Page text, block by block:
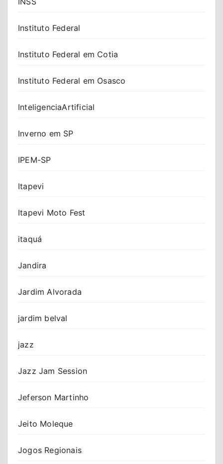
Instituto Federal
Instituto Federal em Cotia
Instituto Federal em Osasco
InteligenciaArtificial
Inverno em SP
IPEM-SP
Itapevi
Itapevi Moto Fest
itaquá
Jandira
Jardim Alvorada
jardim belval
jazz
Jazz Jam Session
Jeferson Martinho
Jeito Moleque
Jogos Regionais